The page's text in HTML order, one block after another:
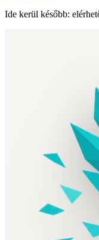
Ide kerül később: